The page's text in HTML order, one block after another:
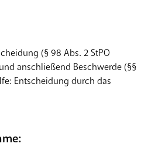
(§ 98 Abs. 2 StPO
anschließend Beschwerde (§§
Entscheidung durch das